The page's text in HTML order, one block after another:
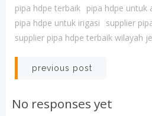
pipa hdpe terbaik pipa hdpe untuk
pipa hdpe untuk irigasi
supplier
supplier pipa hdpe terbaik wilayah
Post
navigation
previous post
No responses yet